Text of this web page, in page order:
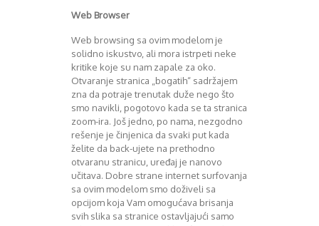
Web Browser
Web browsing sa ovim modelom je
solidno iskustvo, ali mora istrpeti neke
kritike koje su nam zapale za oko.
Otvaranje stranica „bogatih“ sadržajem
zna da potraje trenutak duže nego što
smo navikli, pogotovo kada se ta stranica
zoom-ira. Još jedno, po nama, nezgodno
rešenje je činjenica da svaki put kada
želite da back-ujete na prethodno
otvaranu stranicu, uređaj je nanovo
učitava. Dobre strane internet surfovanja
sa ovim modelom smo doživeli sa
opcijom koja Vam omogućava brisanja
svih slika sa stranice ostavljajući samo